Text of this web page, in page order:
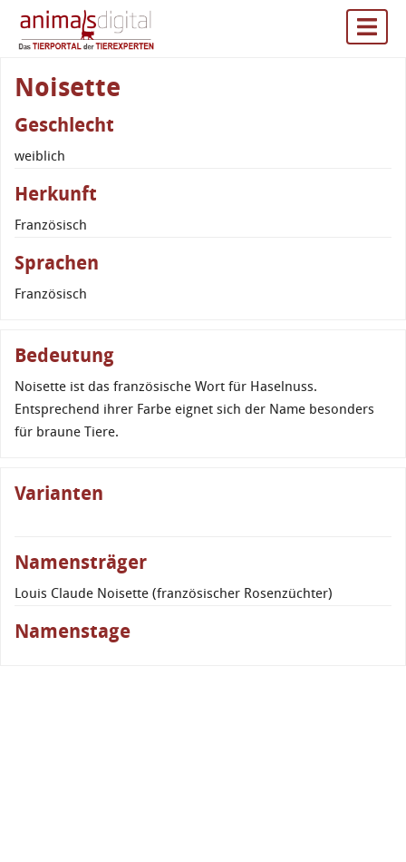
Noisette
Geschlecht
weiblich
Herkunft
Französisch
Sprachen
Französisch
Bedeutung
Noisette ist das französische Wort für Haselnuss.
Entsprechend ihrer Farbe eignet sich der Name besonders
für braune Tiere.
Varianten
Namensträger
Louis Claude Noisette (französischer Rosenzüchter)
Namenstage